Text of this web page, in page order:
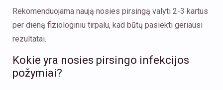
Rekomenduojama naują nosies pirsingą valyti 2-3 kartus
per dieną fiziologiniu tirpalu, kad būtų pasiekti geriausi
rezultatai.
Kokie yra nosies pirsingo infekcijos
požymiai?